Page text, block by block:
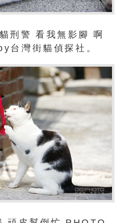
刑警 看我無影腳
啊
台灣街貓偵探社。